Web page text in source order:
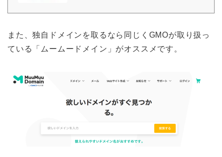
また、独自ドメインを取るなら同じくGMOが取り扱っ
ている「ムームードメイン」がオススメです。